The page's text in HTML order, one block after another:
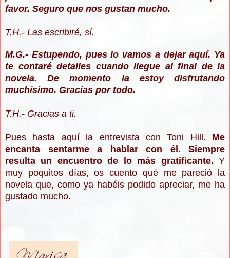
favor. Seguro que nos gustan mucho.
T.H.- Las escribiré, sí.
M.G.- Estupendo, pues lo vamos a dejar aquí. Ya
te contaré detalles cuando llegue al final de la
novela. De momento la estoy disfrutando
muchísimo. Gracias por todo.
T.H.- Gracias a ti.
Pues hasta aquí la entrevista con Toni Hill. Me
encanta sentarme a hablar con él. Siempre
resulta un encuentro de lo más gratificante. Y
muy poquitos días, os cuento qué me pareció la
novela que, como ya habéis podido apreciar, me ha
gustado mucho.